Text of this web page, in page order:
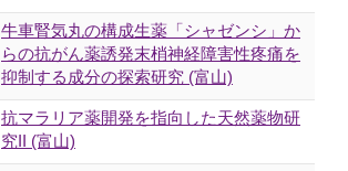
牛車腎気丸の構成生薬「シャゼンシ」か
らの抗がん薬誘発末梢神経障害性疼痛を
抑制する成分の探索研究 (富山)
抗マラリア薬開発を指向した天然薬物研
究II (富山)